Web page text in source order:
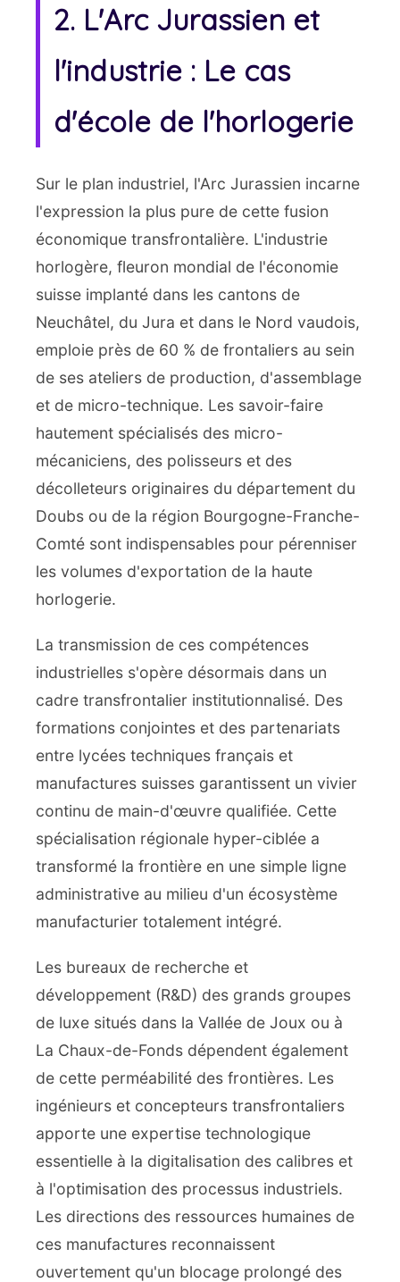
2. L'Arc Jurassien et
l'industrie : Le cas
d'école de l'horlogerie
Sur le plan industriel, l'Arc Jurassien incarne
l'expression la plus pure de cette fusion
économique transfrontalière. L'industrie
horlogère, fleuron mondial de l'économie
suisse implanté dans les cantons de
Neuchâtel, du Jura et dans le Nord vaudois,
emploie près de 60 % de frontaliers au sein
de ses ateliers de production, d'assemblage
et de micro-technique. Les savoir-faire
hautement spécialisés des micro-
mécaniciens, des polisseurs et des
décolleteurs originaires du département du
Doubs ou de la région Bourgogne-Franche-
Comté sont indispensables pour pérenniser
les volumes d'exportation de la haute
horlogerie.
La transmission de ces compétences
industrielles s'opère désormais dans un
cadre transfrontalier institutionnalisé. Des
formations conjointes et des partenariats
entre lycées techniques français et
manufactures suisses garantissent un vivier
continu de main-d'œuvre qualifiée. Cette
spécialisation régionale hyper-ciblée a
transformé la frontière en une simple ligne
administrative au milieu d'un écosystème
manufacturier totalement intégré.
Les bureaux de recherche et
développement (R&D) des grands groupes
de luxe situés dans la Vallée de Joux ou à
La Chaux-de-Fonds dépendent également
de cette perméabilité des frontières. Les
ingénieurs et concepteurs transfrontaliers
apporte une expertise technologique
essentielle à la digitalisation des calibres et
à l'optimisation des processus industriels.
Les directions des ressources humaines de
ces manufactures reconnaissent
ouvertement qu'un blocage prolongé des